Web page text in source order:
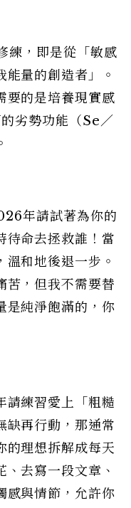
練，即是從「敏感
量的創造者」。
要的是培養現實感
劣勢功能（Se／
年請試著為你的
待命去拯救誰！當
和地後退一步。
苦，但我不需要替
是純淨飽滿的，你
請練習愛上「粗糙
缺再行動，那通常
的理想拆解成每天
去寫一段文章、
感與情節，允許你